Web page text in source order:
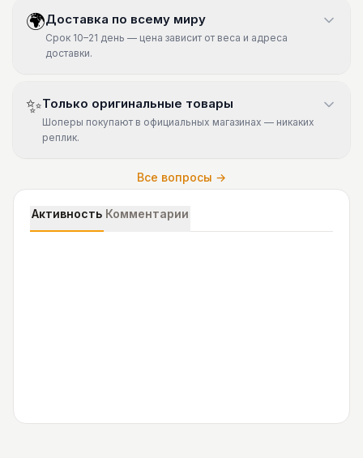
🌍Доставка по всему миру
Срок 10–21 день — цена зависит от веса и адреса
доставки.
✨Только оригинальные товары
Шоперы покупают в официальных магазинах — никаких
реплик.
Все вопросы →
Активность Комментарии